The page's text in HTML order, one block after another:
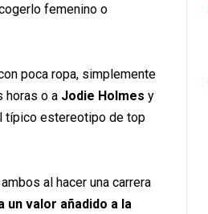
femenino o
poca ropa, simplemente
horas o a Jodie Holmes y
típico estereotipo de top
al hacer una carrera
un valor añadido a la